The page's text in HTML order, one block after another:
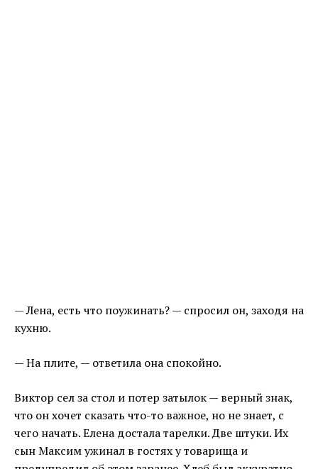
— Лена, есть что поужинать? — спросил он, заходя на
кухню.
— На плите, — ответила она спокойно.
Виктор сел за стол и потер затылок — верный знак,
что он хочет сказать что-то важное, но не знает, с
чего начать. Елена достала тарелки. Две штуки. Их
сын Максим ужинал в гостях у товарища и